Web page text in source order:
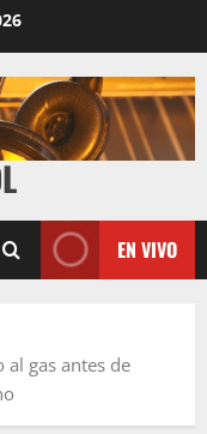
EN VIVO
al gas antes de